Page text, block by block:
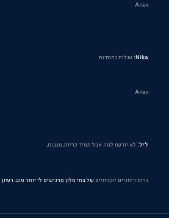
Anex
Nika: עגלות נחמדות
Anex
ליל: לא יודעת למה אבל תמיד כריות, מגבות,
נרות ריחניים יוקרתיים של בתי מלון מרגישים לי יותר טוב.